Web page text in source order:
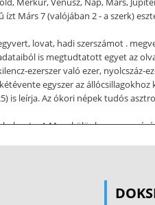
Márs 7 (valójában 2 - a szerk)
lovat, hadi szerszámot .
is megtudtatott egyet az
ezerszer való ezer, nyolcszáz-
egyszer az állócsillagokhoz
is leírja. Az ókori népek tudós
A Mars különleges
még bizonygatnia kell,